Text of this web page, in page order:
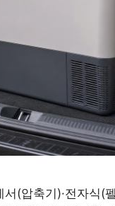
(압축기)·전자식(